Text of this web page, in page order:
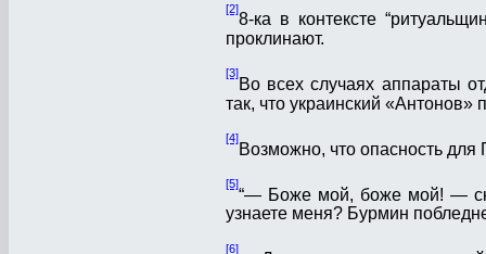
[2]
8-ка в контексте
проклинают.
[3]
Во всех случаях аппараты
так, что украинский
[4]
Возможно, что опасность
[5]
“— Боже мой, боже мой! —
узнаете меня? Бурмин
[6]